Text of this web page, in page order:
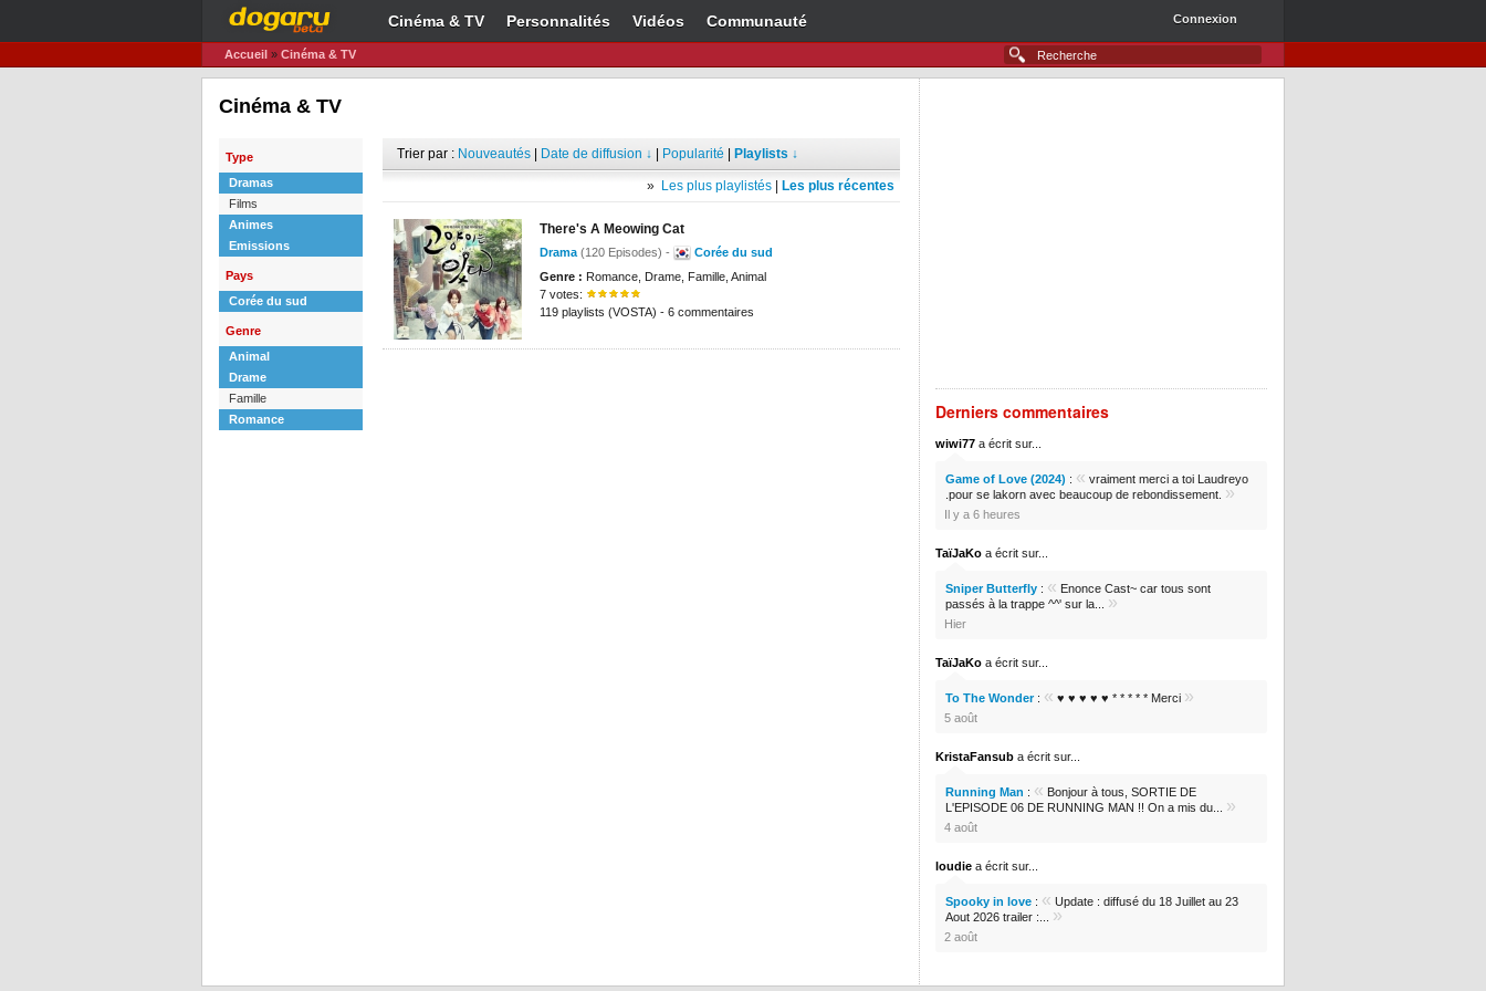
Cinéma & TV Personnalités Vidéos Communauté Connexion
Accueil » Cinéma & TV
Cinéma & TV
Type
Dramas
Films
Animes
Emissions
Pays
Corée du sud
Genre
Animal
Drame
Famille
Romance
Trier par : Nouveautés Date de diffusion ↓ Popularité Playlists ↓
» Les plus playlistés Les plus récentes
There's A Meowing Cat
Drama (120 Episodes) -
Corée du sud
Genre : Romance, Drame, Famille, Animal
7 votes:
119 playlists (VOSTA) - 6 commentaires
Derniers commentaires
wiwi77 a écrit sur...
Game of Love (2024) : « vraiment merci a toi Laudreyo
.pour se lakorn avec beaucoup de rebondissement. »
Il y a 6 heures
TaïJaKo a écrit sur...
Sniper Butterfly : « Enonce Cast~ car tous sont
passés à la trappe ^^' sur la... »
Hier
TaïJaKo a écrit sur...
To The Wonder: « ♥ ♥ ♥ ♥ ♥ * * * * * Merci »
5 août
KristaFansub a écrit sur...
Running Man : « Bonjour à tous, SORTIE DE
L'EPISODE 06 DE RUNNING MAN !! On a mis du... »
4 août
loudie a écrit sur...
Spooky in love : « Update : diffusé du 18 Juillet au 23
Aout 2026 trailer :... »
2 août